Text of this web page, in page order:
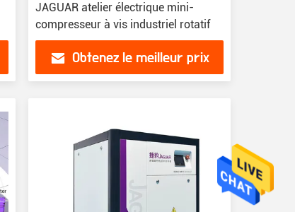
JAGUAR atelier électrique mini-
compresseur à vis industriel rotatif
Obtenez le meilleur prix